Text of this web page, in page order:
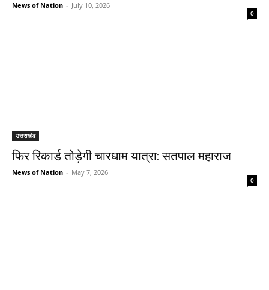
News of Nation - July 10, 2026
0
उत्तराखंड
फिर रिकार्ड तोड़ेगी चारधाम यात्रा: सतपाल महाराज
News of Nation - May 7, 2026
0